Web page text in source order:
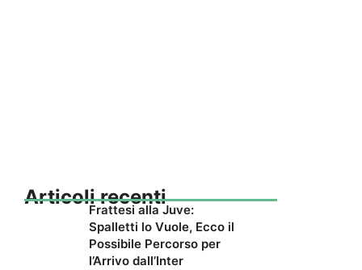
Articoli recenti
Frattesi alla Juve:
Spalletti lo Vuole, Ecco il
Possibile Percorso per
l’Arrivo dall’Inter